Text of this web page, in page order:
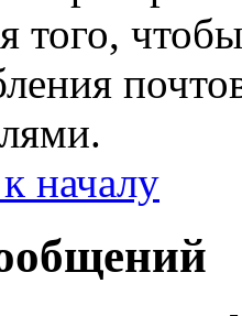
того,
началу